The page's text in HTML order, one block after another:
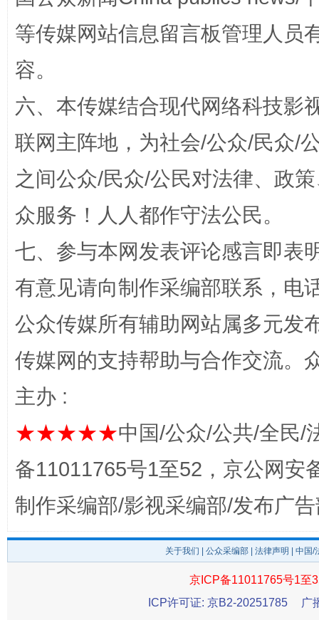
东山县通报“牛蛙产品抗生素超标问题” 法
等传媒网站信息留言板管理人员
容。
六、本传媒结合现代网络科技影
联网主阵地，为社会/公众/民众/
之间公众/民众/公民对法律、政
众服务！人人都作守法公民。
七、参与本网发表评论感言即表
有意见请向制作采编部联系，电
公众传媒所有辅助网站属多元发
传媒网的支持帮助与合作交流。
主办 :
★★★★★中国/公众/公共/全民/
备11011765号1至52，京公网安
制作采编部/影视采编部/发布广
关于我们 公众采编部 法律声明 | 中国
京ICP备11011765号1至
ICP许可证: 京B2-20251785
广